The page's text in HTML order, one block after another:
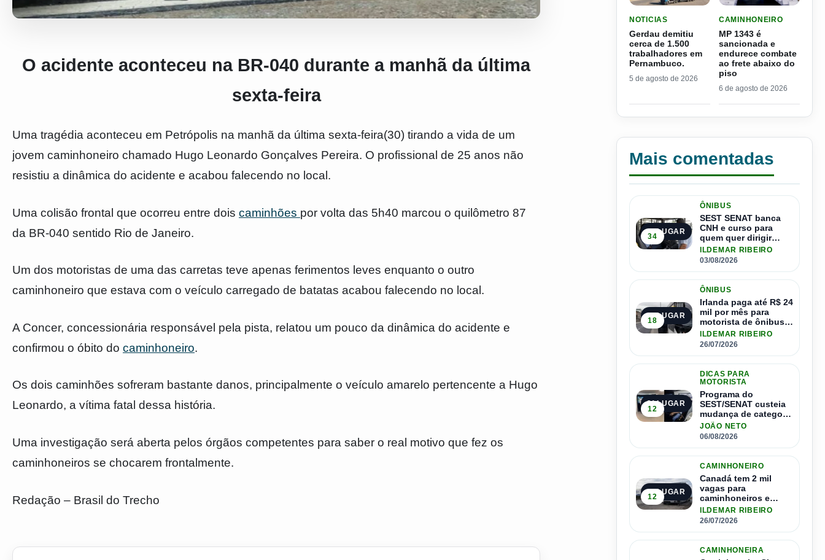
O acidente aconteceu na BR-040 durante a manhã da última
sexta-feira
Uma tragédia aconteceu em Petrópolis na manhã da última sexta-feira(30) tirando a vida de um
jovem caminhoneiro chamado Hugo Leonardo Gonçalves Pereira. O profissional de 25 anos não
resistiu a dinâmica do acidente e acabou falecendo no local.
Uma colisão frontal que ocorreu entre dois caminhões por volta das 5h40 marcou o quilômetro 87
da BR-040 sentido Rio de Janeiro.
Um dos motoristas de uma das carretas teve apenas ferimentos leves enquanto o outro
caminhoneiro que estava com o veículo carregado de batatas acabou falecendo no local.
A Concer, concessionária responsável pela pista, relatou um pouco da dinâmica do acidente e
confirmou o óbito do caminhoneiro.
Os dois caminhões sofreram bastante danos, principalmente o veículo amarelo pertencente a Hugo
Leonardo, a vítima fatal dessa história.
Uma investigação será aberta pelos órgãos competentes para saber o real motivo que fez os
caminhoneiros se chocarem frontalmente.
Redação – Brasil do Trecho
NOTICIAS
Gerdau demitiu
cerca de 1.500
trabalhadores em
Pernambuco.
5 de agosto de 2026
CAMINHONEIRO
MP 1343 é
sancionada e
endurece combate
ao frete abaixo do
piso
6 de agosto de 2026
Mais comentadas
1º LUGAR
34
ÔNIBUS
SEST SENAT banca
CNH e curso para
quem quer dirigir
ônibus
ILDEMAR RIBEIRO
03/08/2026
2º LUGAR
18
ÔNIBUS
Irlanda paga até R$ 24
mil por mês para
motorista de ônibus e
pode contratar até
1.500 motoristas
ILDEMAR RIBEIRO
26/07/2026
3º LUGAR
12
DICAS PARA
MOTORISTA
Programa do
SEST/SENAT custeia
mudança de categoria
da CNH; saiba como
se inscrever
JOÃO NETO
06/08/2026
4º LUGAR
12
CAMINHONEIRO
Canadá tem 2 mil
vagas para
caminhoneiros e
salário de até R$ 24
mil por mês
ILDEMAR RIBEIRO
26/07/2026
CAMINHONEIRA